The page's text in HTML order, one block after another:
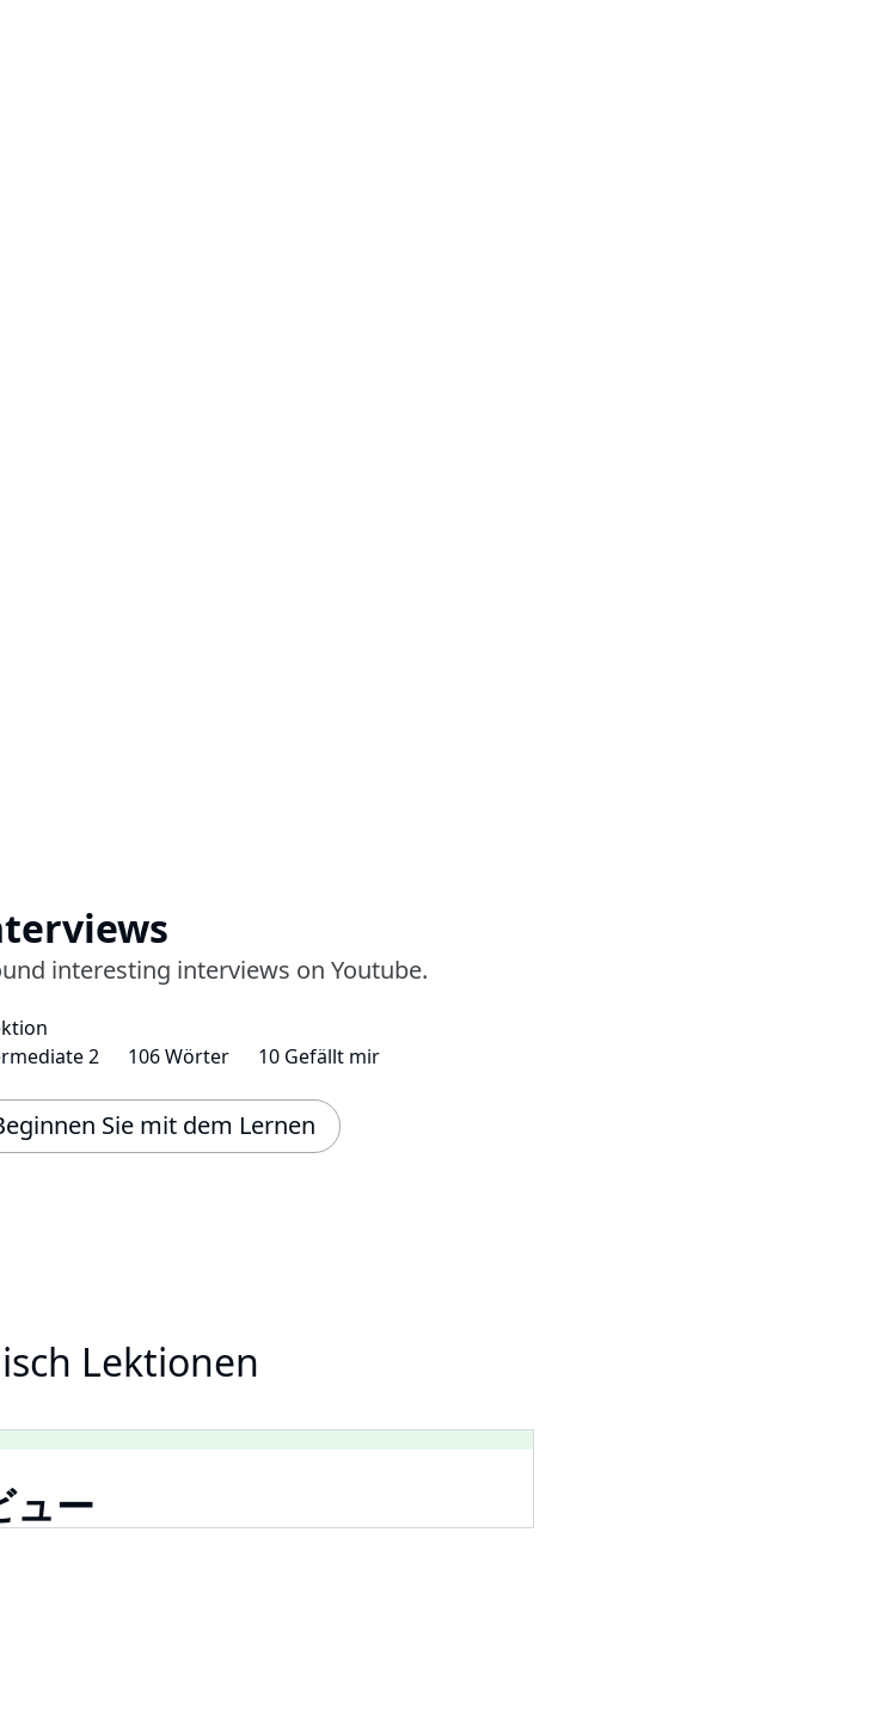
interesting interviews on Youtube.
2
106 Wörter 10 Gefällt mir
Sie mit dem Lernen
Lektionen
ー